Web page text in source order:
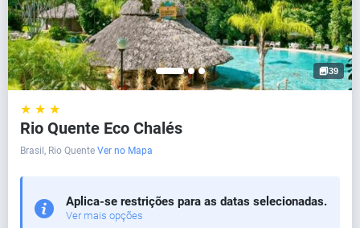
39
★ ★ ★
Rio Quente Eco Chalés
Brasil, Rio Quente Ver no Mapa
Aplica-se restrições para as datas selecionadas.
Ver mais opções